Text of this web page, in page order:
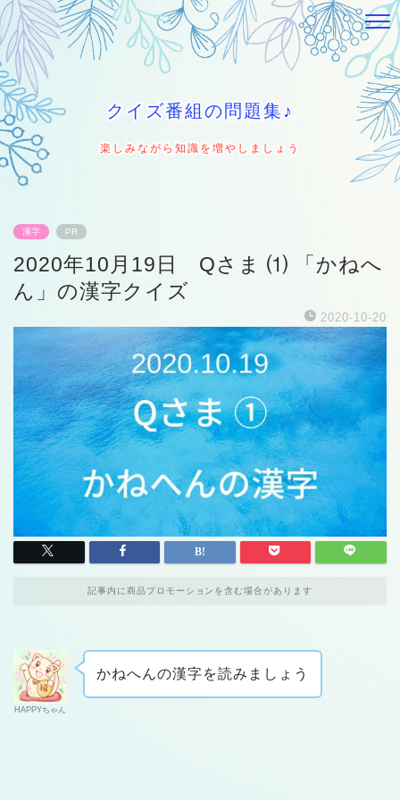
クイズ番組の問題集♪
楽しみながら知識を増やしましょう
漢字 PR
2020年10月19日 Qさま ⑴ 「かねへ
ん」の漢字クイズ
2020-10-20
記事内に商品プロモーションを含む場合があります
HAPPYちゃん
かねへんの漢字を読みましょう